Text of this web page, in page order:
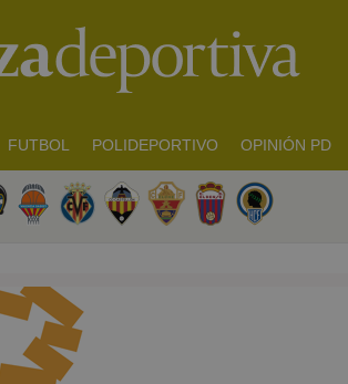
FUTBOL POLIDEPORTIVO OPINIÓN PD